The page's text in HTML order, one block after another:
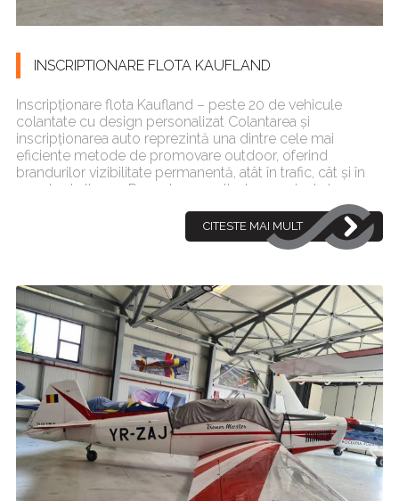
INSCRIPTIONARE FLOTA KAUFLAND
Inscripționare flota Kaufland – peste 20 de vehicule
colantate cu design personalizat Colantarea și
inscripționarea auto reprezintă una dintre cele mai
eficiente metode de promovare outdoor, oferind
brandurilor vizibilitate permanentă, atât în trafic, cât și în
zonele de livrare. Recent, am realizat un proiect de
CITESTE MAI MULT